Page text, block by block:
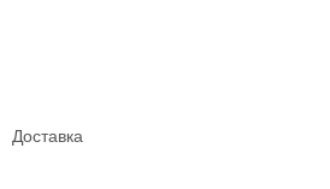
Доставка